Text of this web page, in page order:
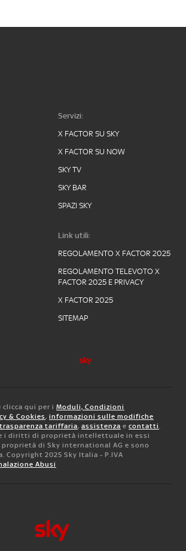
Servizi:
X FACTOR SU SKY
X FACTOR SU NOW
SKY TV
SKY BAR
SPAZI SKY
Link utili:
REGOLAMENTO X FACTOR 2025
REGOLAMENTO TELEVOTO X
FACTOR 2025 E PRIVACY
X FACTOR 2025
SITEMAP
qui per i Moduli, Condizioni
& Cookies, informazioni sulle modifiche
trasparenza tariffaria, assistenza e contatti.
i diritti di proprietà intellettuale in essi
di Sky international AG e sono
Copyright 2025 Sky Italia - P.IVA
Abusi